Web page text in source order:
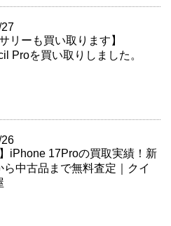
リーも買い取ります】
Proを買い取りしました。
】iPhone 17Proの買取実績！新
ら中古品まで無料査定｜クイ